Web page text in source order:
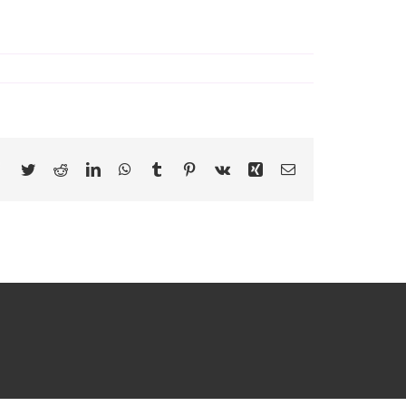
Facebook
TwitterRedditLinkedInWhatsApp
Tumblr Pinterest
Vk Xing Correo